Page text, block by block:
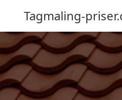
Tagmaling-